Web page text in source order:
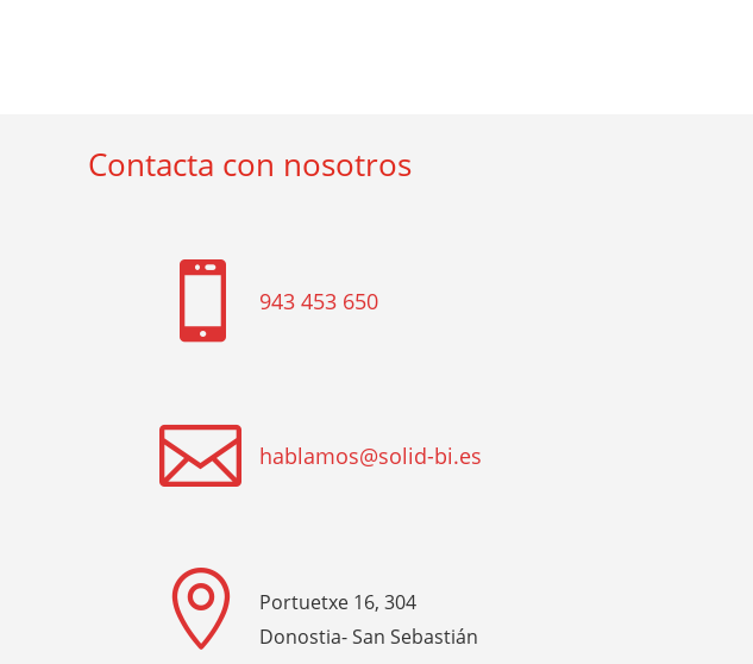
Contacta con nosotros
 943 453 650
 hablamos@solid-bi.es

Portuetxe 16, 304
Donostia- San Sebastián